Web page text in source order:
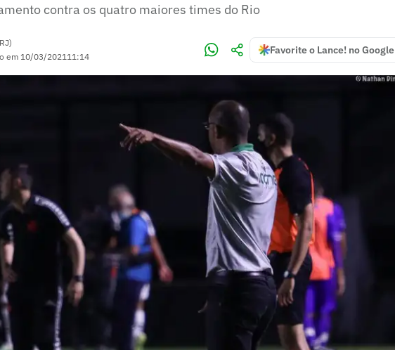
contra os quatro maiores times do Rio
em 10/03/202111:14
Favorite o Lance! no Google